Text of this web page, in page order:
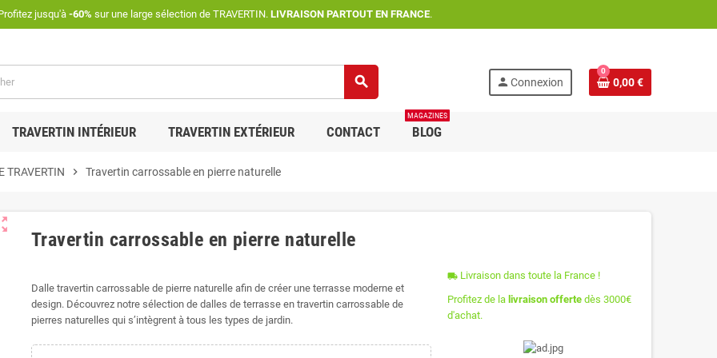
jusqu'à-60% sur une large sélection de TRAVERTIN. LIVRAISON PARTOUT EN FRANCE.
search person Connexion
0
0,00 €
TRAVERTIN INTÉRIEUR TRAVERTIN EXTÉRIEUR CONTACT BLOG
MAGAZINES
TRAVERTIN chevron_right Travertin carrossable en pierre naturelle
Travertin carrossable en pierre naturelle
Dalle travertin carrossable de pierre naturelle afin de créer une terrasse moderne et
design. Découvrez notre sélection de dalles de terrasse en travertin carrossable de
pierres naturelles qui s’intègrent à tous les types de jardin.
local_shippingLivraison dans toute la France !
Profitez de la livraison offertedès 3000€
d'achat.